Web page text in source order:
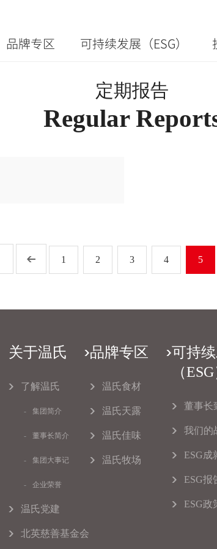
品牌专区 可持续发展（ESG）
定期报告
Regular
1 2 3 4 5
关于温氏
了解温氏
集团简介
董事长简介
集团大事记
企业荣誉
温氏党建
北英慈善基金会
品牌专区
温氏食材
温氏天露
温氏佳味
温氏牧场
可持
（ESG
董事长
我们的
ESG成
ESG报
ESG政